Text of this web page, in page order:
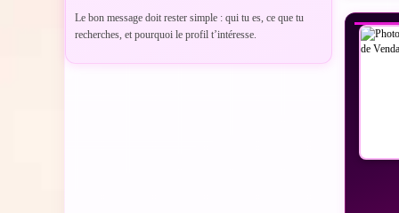
Le bon message doit rester simple : qui tu es, ce que tu
recherches, et pourquoi le profil t’intéresse.